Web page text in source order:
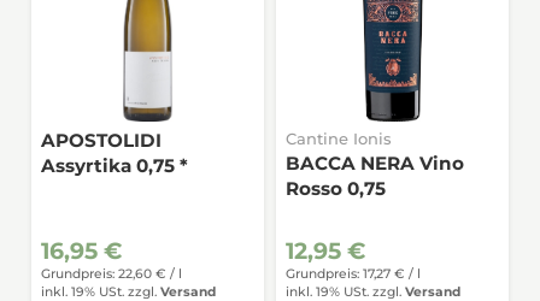
APOSTOLIDI
Assyrtika 0,75 *
16,95 €
Grundpreis: 22,60 € /
inkl. 19% USt. zzgl. Versand
Cantine Ionis
BACCA NERA Vino
Rosso 0,75
12,95 €
Grundpreis: 17,27 € /
inkl. 19% USt. zzgl. Versand